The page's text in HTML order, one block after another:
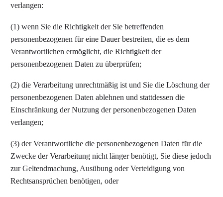
verlangen:
(1) wenn Sie die Richtigkeit der Sie betreffenden
personenbezogenen für eine Dauer bestreiten, die es dem
Verantwortlichen ermöglicht, die Richtigkeit der
personenbezogenen Daten zu überprüfen;
(2) die Verarbeitung unrechtmäßig ist und Sie die Löschung der
personenbezogenen Daten ablehnen und stattdessen die
Einschränkung der Nutzung der personenbezogenen Daten
verlangen;
(3) der Verantwortliche die personenbezogenen Daten für die
Zwecke der Verarbeitung nicht länger benötigt, Sie diese jedoch
zur Geltendmachung, Ausübung oder Verteidigung von
Rechtsansprüchen benötigen, oder